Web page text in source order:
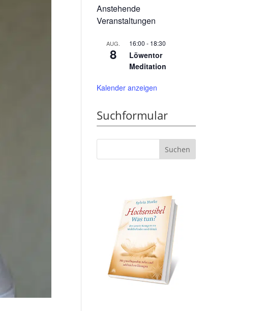
Anstehende
Veranstaltungen
AUG.
8
16:00 - 18:30
Löwentor
Meditation
Kalender anzeigen
Suchformular